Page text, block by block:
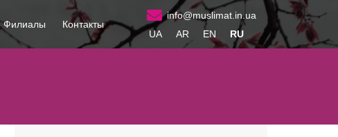
Филиалы Контакты
info@muslimat.in.ua
UA
AR EN RU